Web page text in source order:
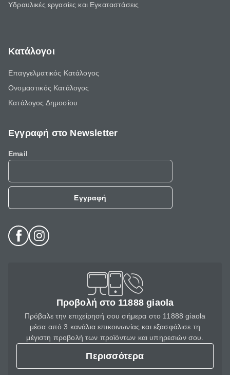
Υδραυλικές εργασίες και Εγκαταστάσεις
Κατάλογοι
Επαγγελματικός Κατάλογος
Ονομαστικός Κατάλογος
Κατάλογος Δημοσίου
Εγγραφή στο Newsletter
Email
Εγγραφή
Προβολή στο 11888 giaola
Πρόβαλε την επιχείρησή σου σήμερα στο 11888 giaola
μέσα από 3 κανάλια επικοινωνίας και εξασφάλισε τη
μέγιστη προβολή των προϊόντων και υπηρεσιών σου.
Περισσότερα